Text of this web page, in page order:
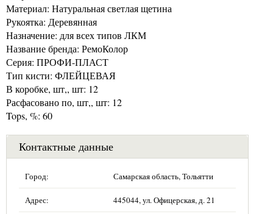
Материал: Натуральная светлая щетина
Рукоятка: Деревянная
Назначение: для всех типов ЛКМ
Название бренда: РемоКолор
Серия: ПРОФИ-ПЛАСТ
Тип кисти: ФЛЕЙЦЕВАЯ
В коробке, шт,, шт: 12
Расфасовано по, шт,, шт: 12
Tops, %: 60
Контактные данные
Город: Самарская область, Тольятти
Адрес: 445044, ул. Офицерская, д. 21